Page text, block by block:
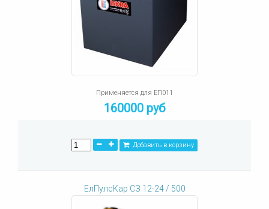
Применяется для ЕП011
160000 руб
Добавить в корзину
ЕлПулсКар СЗ 12-24 / 500